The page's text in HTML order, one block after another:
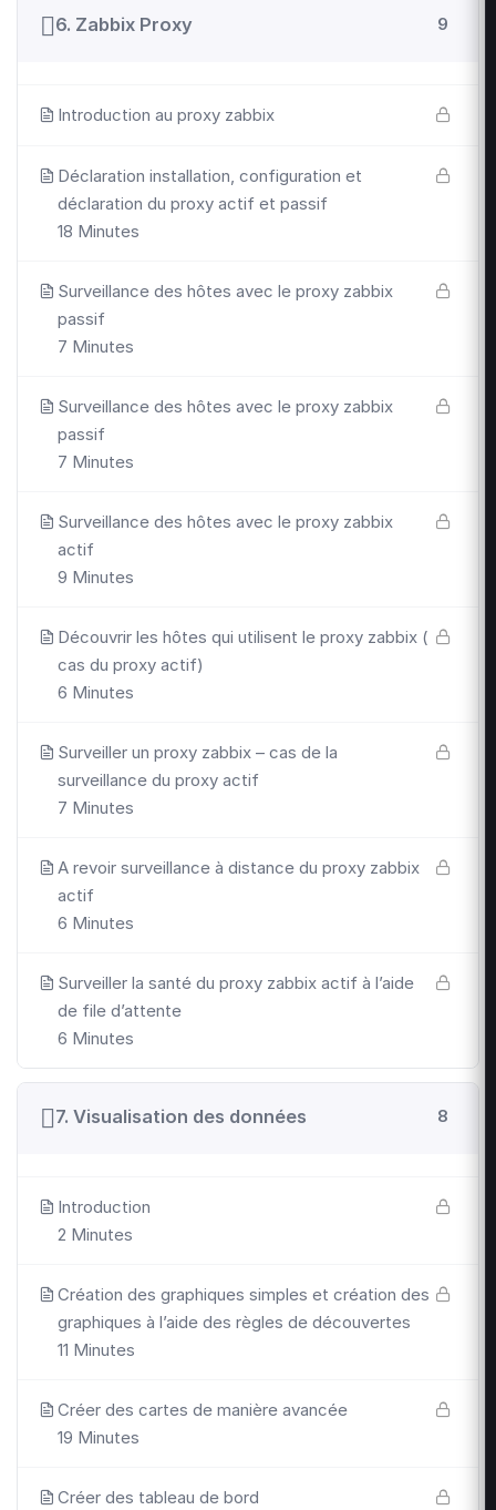
6. Zabbix Proxy 9
Introduction au proxy zabbix
Déclaration installation, configuration et
déclaration du proxy actif et passif
18 Minutes
Surveillance des hôtes avec le proxy zabbix
passif
7 Minutes
Surveillance des hôtes avec le proxy zabbix
passif
7 Minutes
Surveillance des hôtes avec le proxy zabbix
actif
9 Minutes
Découvrir les hôtes qui utilisent le proxy zabbix (
cas du proxy actif)
6 Minutes
Surveiller un proxy zabbix – cas de la
surveillance du proxy actif
7 Minutes
A revoir surveillance à distance du proxy zabbix
actif
6 Minutes
Surveiller la santé du proxy zabbix actif à l’aide
de file d’attente
6 Minutes
7. Visualisation des données 8
Introduction
2 Minutes
Création des graphiques simples et création des
graphiques à l’aide des règles de découvertes
11 Minutes
Créer des cartes de manière avancée
19 Minutes
Créer des tableau de bord